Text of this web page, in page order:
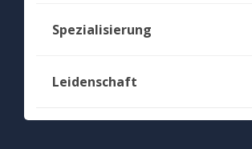
Spezialisierung
Leidenschaft